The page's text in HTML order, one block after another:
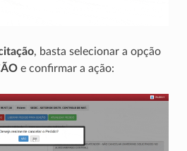
, basta selecionar a opção
e confirmar a ação: